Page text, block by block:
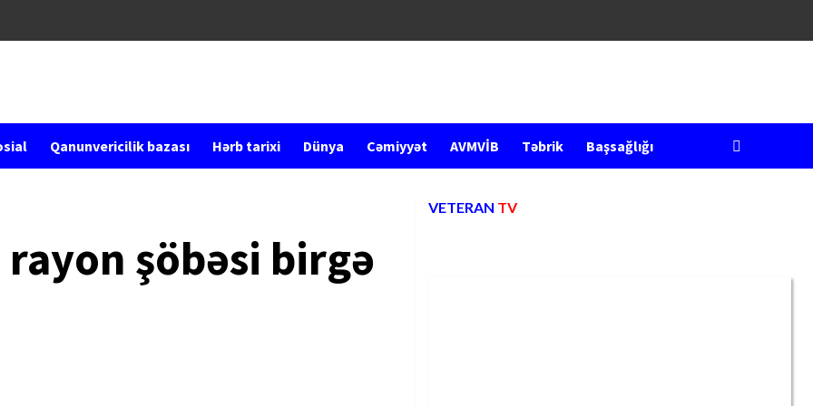
Qanunvericilik bazası Hərb tarixi Dünya Cəmiyyət AVMVİB Təbrik Başsağlığı
şöbəsi birgə
VETERAN TV